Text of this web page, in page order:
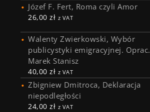
Józef F. Fert, Roma czyli Amor
26,00zł z VAT
Walenty Zwierkowski, Wybór
publicystyki emigracyjnej. Oprac.
Marek Stanisz
40,00zł z VAT
Zbigniew Dmitroca, Deklaracja
niepodległości
24,00zł z VAT